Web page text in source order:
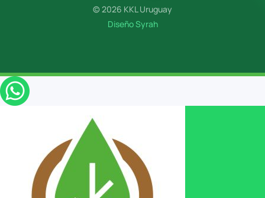
©2026 KKL Uruguay
Diseño Syrah